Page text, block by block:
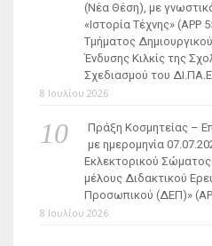
(Νέα Θέση), με
«Ιστορία Τέχνης» (ΑΡΡ
Τμήματος
Ένδυσης Κιλκίς της
Σχεδιασμού του
8 Ιουλίου 2026
Πράξη Κοσμητείας –
με ημερομηνία
Εκλεκτορικού Σώματος
μέλους Διδακτικού
Προσωπικού (ΔΕΠ)»
8 Ιουλίου 2026